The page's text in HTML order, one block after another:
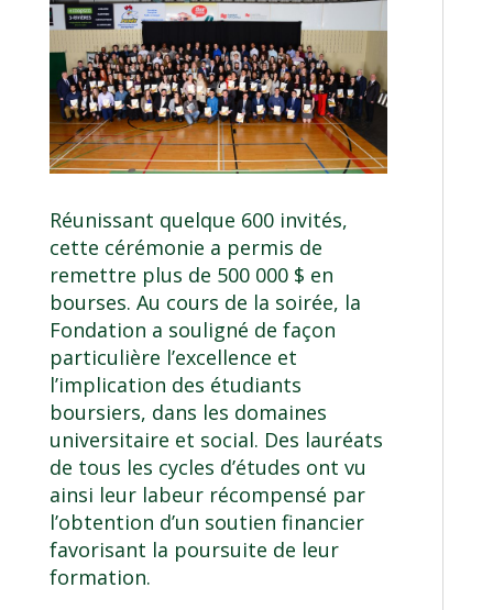
Réunissant quelque 600 invités,
cette cérémonie a permis de
remettre plus de 500 000 $ en
bourses. Au cours de la soirée, la
Fondation a souligné de façon
particulière l’excellence et
l’implication des étudiants
boursiers, dans les domaines
universitaire et social. Des lauréats
de tous les cycles d’études ont vu
ainsi leur labeur récompensé par
l’obtention d’un soutien financier
favorisant la poursuite de leur
formation.